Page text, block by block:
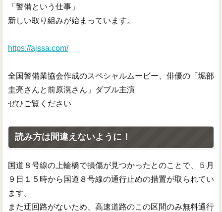
「警備という仕事」
新しい取り組みが始まっています。
https://ajssa.com/
全国警備業協会作成のスペシャルムービー、俳優の「堀部
圭亮さんと前原滉さん」ダブル主演
ぜひご覧ください
読み方は間違えないように！
国道８号線の上輪橋で損傷が見つかったとのことで、５月
９日１５時から国道８号線の通行止めの措置が取られてい
ます。
また迂回路がないため、高速道路のこの区間のみ無料通行